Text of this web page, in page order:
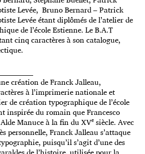
Levée, Bruno Bernard – Patrick
Levée étant diplômés de l’atelier de
de l’école Estienne. Le B.A.T
cinq caractères à son catalogue,
création de Franck Jalleau,
à l’imprimerie nationale et
de création typographique de l’école
inspirée du romain que Francesco
Manuce à la fin du XVe siècle. Avec
personnelle, Franck Jalleau s’attaque
puisqu’il s’agit d’une des